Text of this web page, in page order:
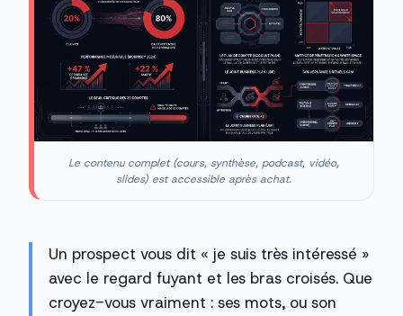
Le contenu complet (cours, synthèse, podcast, vidéo,
slides) est accessible après achat.
Un prospect vous dit « je suis très intéressé »
avec le regard fuyant et les bras croisés. Que
croyez-vous vraiment : ses mots, ou son